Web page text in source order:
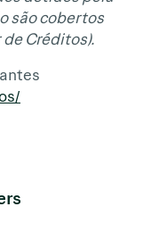
são cobertos
de Créditos).